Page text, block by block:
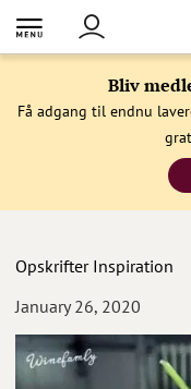
Bliv
Få adgang til endnu
Opskrifter Inspiration
January 26, 2020